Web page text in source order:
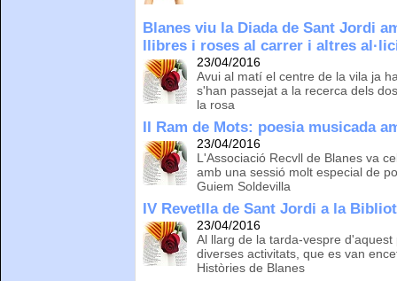
Blanes viu la Diada de Sant Jordi
llibres i roses al carrer i altres
23/04/2016
Avui al matí el centre de la vila ja
s'han passejat a la recerca dels
la rosa
II Ram de Mots: poesia musicada
23/04/2016
L'Associació Recvll de Blanes va
amb una sessió molt especial de
Guiem Soldevilla
IV Revetlla de Sant Jordi a la
23/04/2016
Al llarg de la tarda-vespre
diverses activitats, que es van
Històries de Blanes